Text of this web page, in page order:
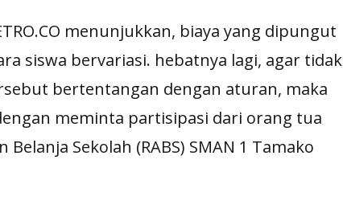
menunjukkan, biaya yang dipungut
siswa bervariasi. hebatnya lagi, agar tidak
bertentangan dengan aturan, maka
meminta partisipasi dari orang tua
Sekolah (RABS) SMAN 1 Tamako